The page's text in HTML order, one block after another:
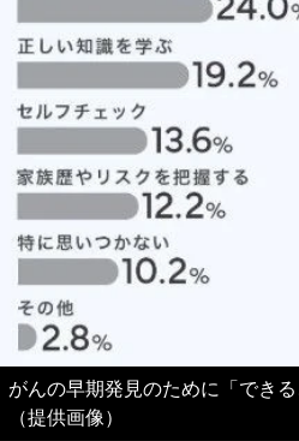
がんの早期発見のために「でき
（提供画像）